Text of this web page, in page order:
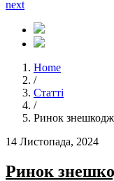
next
Home
/
Статті
/
Ринок
14 Листопада, 2024
Ринок